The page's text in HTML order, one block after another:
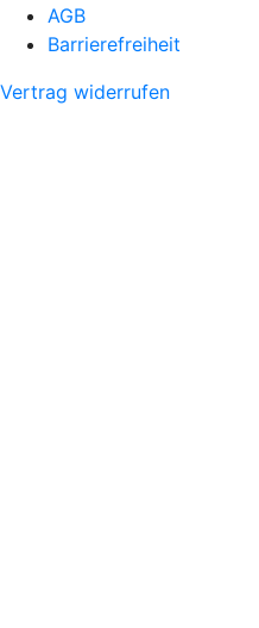
AGB
Barrierefreiheit
Vertrag widerrufen